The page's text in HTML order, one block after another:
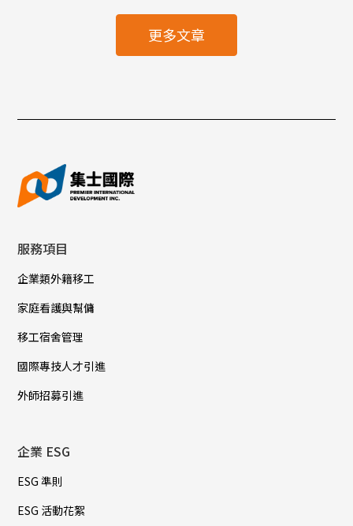
更多文章
服務項目
企業類外籍移工
家庭看護與幫傭
移工宿舍管理
國際專技人才引進
外師招募引進
企業 ESG
ESG 準則
ESG 活動花絮